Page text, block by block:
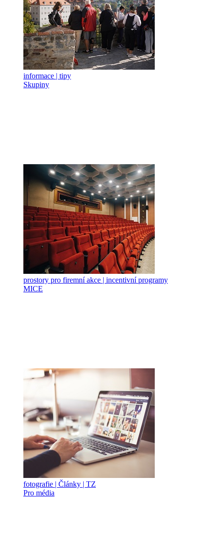
informace | tipy
Skupiny
prostory pro firemní akce | incentivní programy
MICE
fotografie | Články | TZ
Pro média